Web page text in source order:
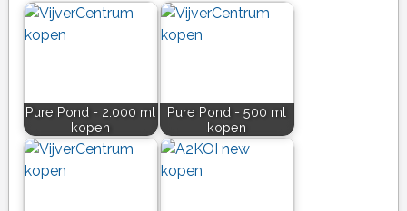
Pure Pond - 2.000 ml
kopen
Pure Pond - 500 ml
kopen